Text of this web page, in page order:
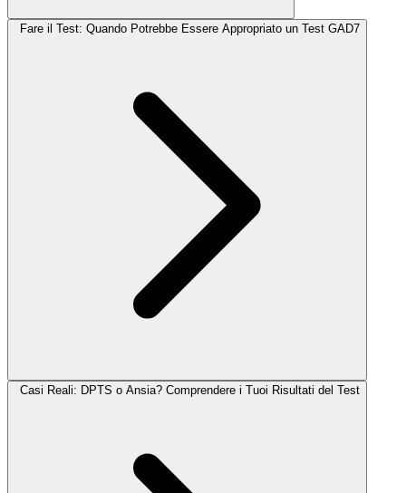
Fare il Test: Quando Potrebbe Essere Appropriato un Test GAD7
Casi Reali: DPTS o Ansia? Comprendere i Tuoi Risultati del Test